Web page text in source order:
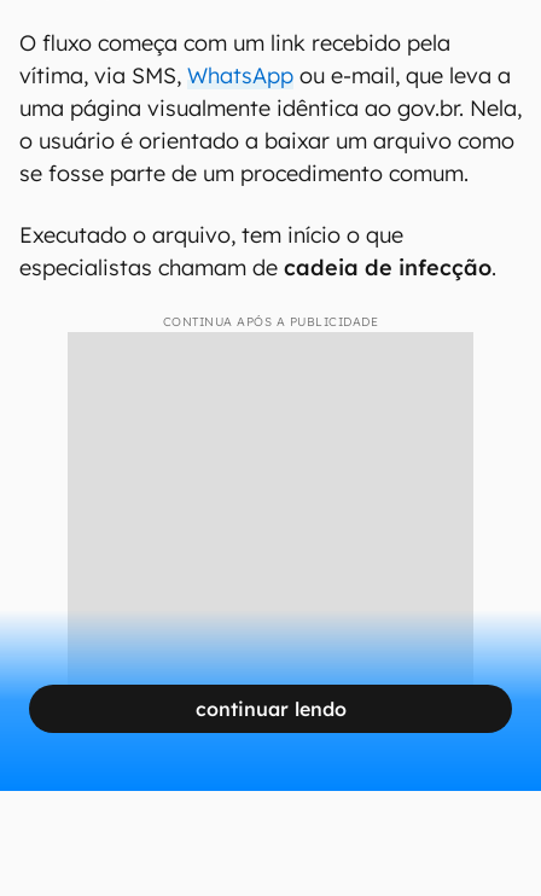
O fluxo começa com um link recebido pela
vítima, via SMS, WhatsApp ou e-mail, que leva a
uma página visualmente idêntica ao gov.br. Nela,
o usuário é orientado a baixar um arquivo como
se fosse parte de um procedimento comum.
Executado o arquivo, tem início o que
especialistas chamam de cadeia de infecção.
CONTINUA APÓS A PUBLICIDADE
continuar lendo